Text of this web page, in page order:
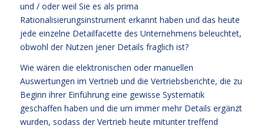
und / oder weil Sie es als prima
Rationalisierungsinstrument erkannt haben und das heute
jede einzelne Detailfacette des Unternehmens beleuchtet,
obwohl der Nutzen jener Details fraglich ist?
Wie wären die elektronischen oder manuellen
Auswertungen im Vertrieb und die Vertriebsberichte, die zu
Beginn ihrer Einführung eine gewisse Systematik
geschaffen haben und die um immer mehr Details ergänzt
wurden, sodass der Vertrieb heute mitunter treffend